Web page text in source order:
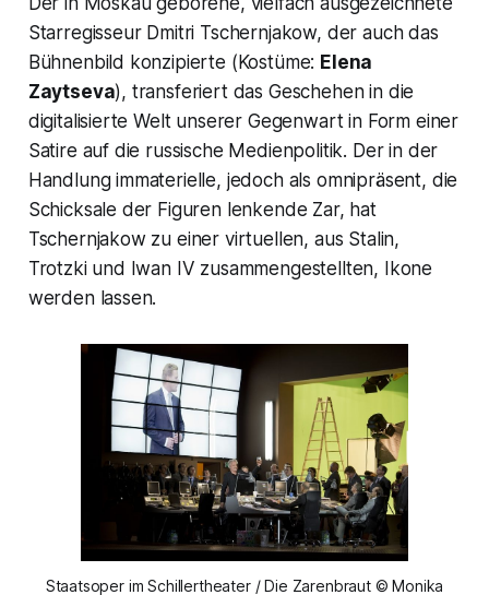
Starregisseur Dmitri Tschernjakow, der auch das
Bühnenbild konzipierte (Kostüme: Elena
Zaytseva), transferiert das Geschehen in die
digitalisierte Welt unserer Gegenwart in Form einer
Satire auf die russische Medienpolitik. Der in der
Handlung immaterielle, jedoch als omnipräsent, die
Schicksale der Figuren lenkende Zar, hat
Tschernjakow zu einer virtuellen, aus Stalin,
Trotzki und Iwan IV zusammengestellten, Ikone
werden lassen.
Staatsoper im Schillertheater / Die Zarenbraut © Monika